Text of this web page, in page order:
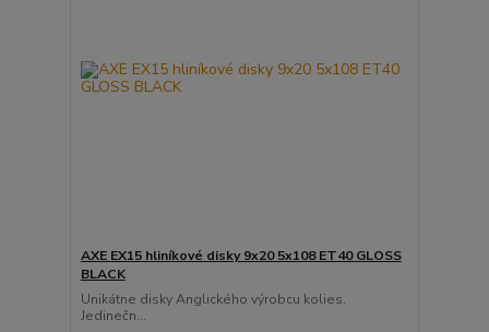
AXE EX15 hliníkové disky 9x20 5x108 ET40 GLOSS
BLACK
Unikátne disky Anglického výrobcu kolies.
Jedinečn...